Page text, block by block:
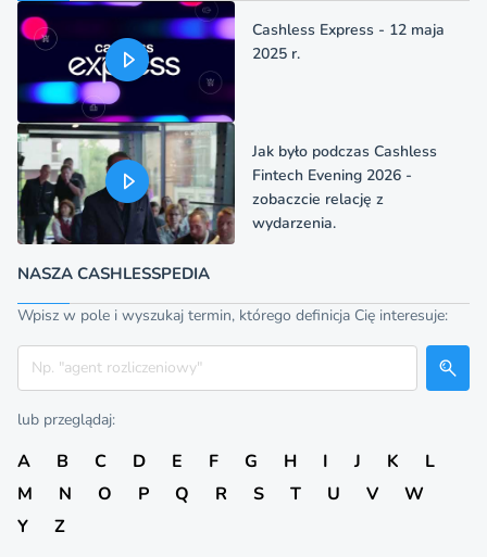
Cashless Express - 12 maja
2025 r.
Jak było podczas Cashless
Fintech Evening 2026 -
zobaczcie relację z
wydarzenia.
NASZA CASHLESSPEDIA
Wpisz w pole i wyszukaj termin, którego definicja Cię interesuje:
Szukaj
lub przeglądaj:
A B C D E F G H I J K
L
M
N O P Q R S T U V
W
Y
Z